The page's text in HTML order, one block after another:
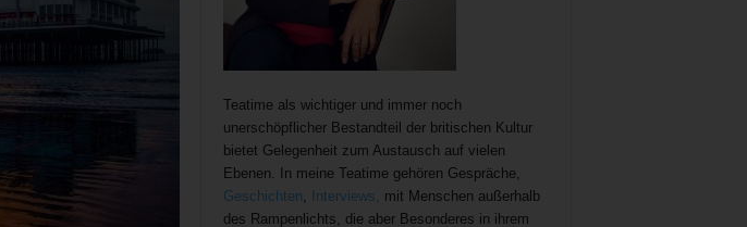
Teatime als wichtiger und immer noch
unerschöpflicher Bestandteil der britischen Kultur
bietet Gelegenheit zum Austausch auf vielen
Ebenen. In meine Teatime gehören Gespräche,
Geschichten
Interviews,
mit Menschen außerhalb
des Rampenlichts, die aber Besonderes in ihrem